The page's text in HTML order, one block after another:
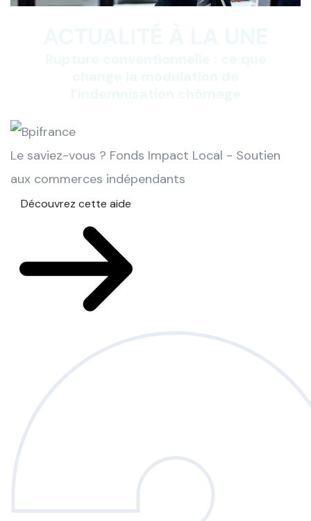
Le saviez-vous ? Fonds Impact Local - Soutien
aux commerces indépendants
Découvrez cette aide